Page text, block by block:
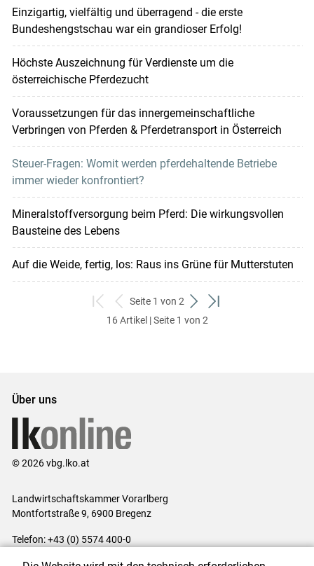
Einzigartig, vielfältig und überragend - die erste
Bundeshengstschau war ein grandioser Erfolg!
Höchste Auszeichnung für Verdienste um die
österreichische Pferdezucht
Voraussetzungen für das innergemeinschaftliche
Verbringen von Pferden & Pferdetransport in Österreich
Steuer-Fragen: Womit werden pferdehaltende Betriebe
immer wieder konfrontiert?
Mineralstoffversorgung beim Pferd: Die wirkungsvollen
Bausteine des Lebens
Auf die Weide, fertig, los: Raus ins Grüne für Mutterstuten
zum
ersten
zurück
zum
Seite 1 von 2
weiter
zum
zum
16 Artikel | Seite 1 von 2
Über uns
© 2026 vbg.lko.at
Landwirtschaftskammer Vorarlberg
Montfortstraße 9, 6900 Bregenz
Telefon: +43 (0) 5574 400-0